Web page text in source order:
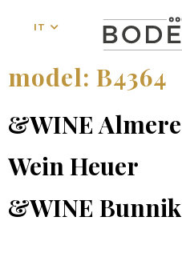
IT
model:B4364
&WINE Almere
Wein Heuer
&WINE Bunnik